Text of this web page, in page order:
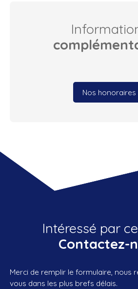
Nos honoraires
Intéressé par
Contactez-
Merci de remplir le formulaire, nous
vous dans les plus brefs délais.